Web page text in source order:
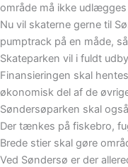
område må ikke
Nu vil skaterne gerne til
pumptrack på en måde,
Skateparken vil i fuldt
Finansieringen skal
økonomisk del af de
Søndersøparken skal
Der tænkes på fiskebro,
Brede stier skal gøre
Ved Søndersø er der